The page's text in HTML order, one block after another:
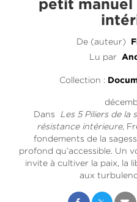
petit manuel
De (auteur)
Lu par
Collection :
Dans Les 5 Piliers de la
résistance intérieure,
fondements de la
profond qu’accessible. Un
invite à cultiver la paix, la
aux